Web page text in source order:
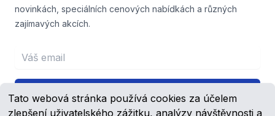
Tato webová stránka používá cookies za účelem
zlepšení uživatelského zážitku, analýzy návštěvnosti a
novinkách, speciálních cenových nabídkách a různých
zajímavých akcích.
Email address
Přihlášení